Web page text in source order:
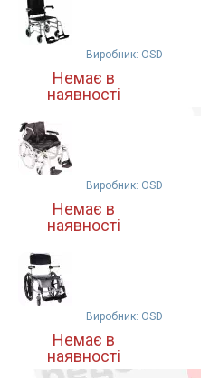
Виробник: OSD
Немає в
наявності
Виробник: OSD
Немає в
наявності
Виробник: OSD
Немає в
наявності